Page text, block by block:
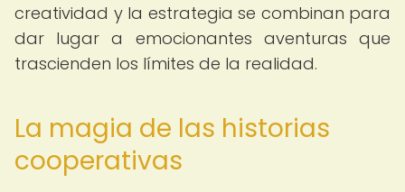
creatividad y la estrategia se combinan para
dar lugar a emocionantes aventuras que
trascienden los límites de la realidad.
La magia de las historias
cooperativas